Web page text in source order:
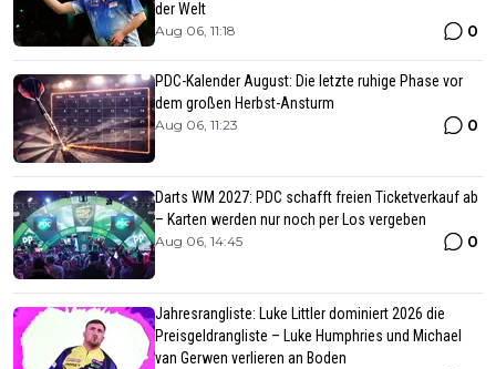
der Welt
Aug 06, 11:18 0
PDC-Kalender August: Die letzte ruhige Phase vor
dem großen Herbst-Ansturm
Aug 06, 11:23 0
Darts WM 2027: PDC schafft freien Ticketverkauf ab
– Karten werden nur noch per Los vergeben
Aug 06, 14:45 0
Jahresrangliste: Luke Littler dominiert 2026 die
Preisgeldrangliste – Luke Humphries und Michael
van Gerwen verlieren an Boden